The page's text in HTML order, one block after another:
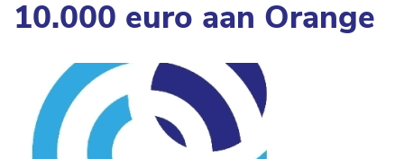
10.000 euro aan Orange